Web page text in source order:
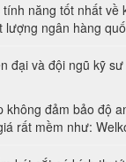
năng tốt nhất
ngân hàng
đại và đội ngũ kỹ
đảm bảo
rất mềm như: